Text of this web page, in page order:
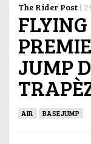
The Rider Post |
JUMP
AIR BASEJUMP